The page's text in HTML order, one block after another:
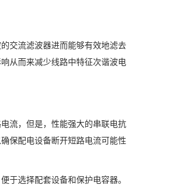
交流滤波器进而能够有效地滤去
从而来减少线路中特征次谐波电
流，但是，性能强大的串联电抗
保配电设备断开短路电流可能性
选择配套设备和保护电容器。